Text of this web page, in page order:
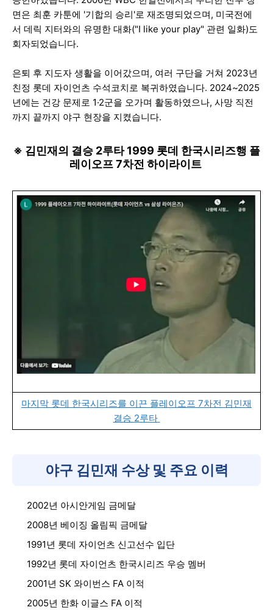
면은 최훈 카툰에 '기합의 승리'로 재조명되었으며, 미국전에
서 데릭 지터와의 유명한 대화("I like your play" 관련 일화)도
회자되었습니다.
은퇴 후 지도자 생활을 이어갔으며, 여러 구단을 거쳐 2023년
친정 롯데 자이언츠 수석코치로 복귀하였습니다. 2024~2025
년에는 건강 문제로 1·2군을 오가며 활동하였으나, 사망 직전
까지 끝까지 야구 현장을 지켰습니다.
※ 김민재의 결승 2루타 1999 롯데 한국시리즈행 플
레이오프 7차전 하이라이트
마지막 롯데 한국시리즈를 이끈 플레이오프 7차전 김민재
결승 2루타
야구 김민재 수상 및 주요 이력
2002년 아시안게임 금메달
2008년 베이징 올림픽 금메달
1991년 롯데 자이언츠 신고선수 입단
1992년 롯데 자이언츠 한국시리즈 우승 멤버
2001년 SK 와이번스 FA 이적
2005년 한화 이글스 FA 이적